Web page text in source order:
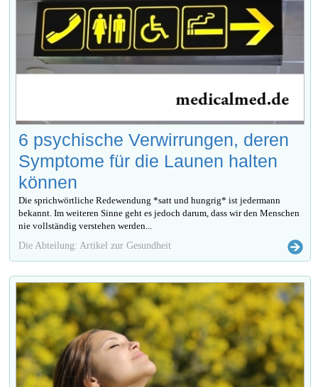
6 psychische Verwirrungen, deren
Symptome für die Launen halten
können
Die sprichwörtliche Redewendung *satt und hungrig* ist jedermann
bekannt. Im weiteren Sinne geht es jedoch darum, dass wir den Menschen
nie vollständig verstehen werden...
Die Abteilung: Artikel zur Gesundheit